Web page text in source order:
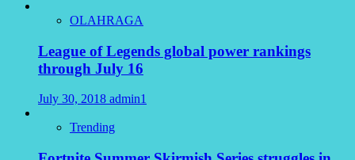
OLAHRAGA
League of Legends global power rankings
through July 16
July 30, 2018 admin1
Trending